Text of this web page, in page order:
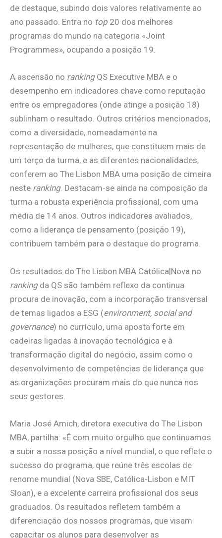
de destaque, subindo dois valores relativamente ao
ano passado. Entra no top 20 dos melhores
programas do mundo na categoria «Joint
Programmes», ocupando a posição 19.
A ascensão no rankingQS Executive MBA e o
desempenho em indicadores chave como reputação
entre os empregadores (onde atinge a posição 18)
sublinham o resultado. Outros critérios mencionados,
como a diversidade, nomeadamente na
representação de mulheres, que constituem mais de
um terço da turma, e as diferentes nacionalidades,
conferem ao The Lisbon MBA uma posição de cimeira
neste ranking. Destacam-se ainda na composição da
turma a robusta experiência profissional, com uma
média de 14 anos. Outros indicadores avaliados,
como a liderança de pensamento (posição 19),
contribuem também para o destaque do programa.
Os resultados do The Lisbon MBA Católica|Nova no
rankingda QS são também reflexo da continua
procura de inovação, com a incorporação transversal
de temas ligados a ESG (environment, social and
governance) no currículo, uma aposta forte em
cadeiras ligadas à inovação tecnológica e à
transformação digital do negócio, assim como o
desenvolvimento de competências de liderança que
as organizações procuram mais do que nunca nos
seus gestores.
Maria José Amich, diretora executiva do The Lisbon
MBA, partilha: «É com muito orgulho que continuamos
a subir a nossa posição a nível mundial, o que reflete o
sucesso do programa, que reúne três escolas de
renome mundial (Nova SBE, Católica-Lisbon e MIT
Sloan), e a excelente carreira profissional dos seus
graduados. Os resultados refletem também a
diferenciação dos nossos programas, que visam
capacitar os alunos para desenvolver as